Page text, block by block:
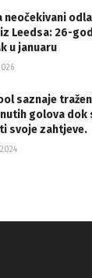
neočekivani
Leedsa: 26-
u januaru
saznaje
golova dok
svoje zahtjeve.